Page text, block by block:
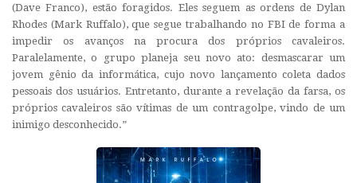
(Dave Franco), estão foragidos. Eles seguem as ordens de Dylan
Rhodes (Mark Ruffalo), que segue trabalhando no FBI de forma a
impedir os avanços na procura dos próprios cavaleiros.
Paralelamente, o grupo planeja seu novo ato: desmascarar um
jovem gênio da informática, cujo novo lançamento coleta dados
pessoais dos usuários. Entretanto, durante a revelação da farsa, os
próprios cavaleiros são vítimas de um contragolpe, vindo de um
inimigo desconhecido.”